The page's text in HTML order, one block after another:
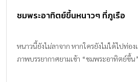
ชมพระอาทิตย์ขึ้นหนาวๆ ที่ภูเรือ
หนาวนี้ยังไม่ลาจาก หากใครยังไม่ได้ไปท่อ
ภาพบรรยากาศยามเช้า “ชมพระอาทิตย์ขึ้